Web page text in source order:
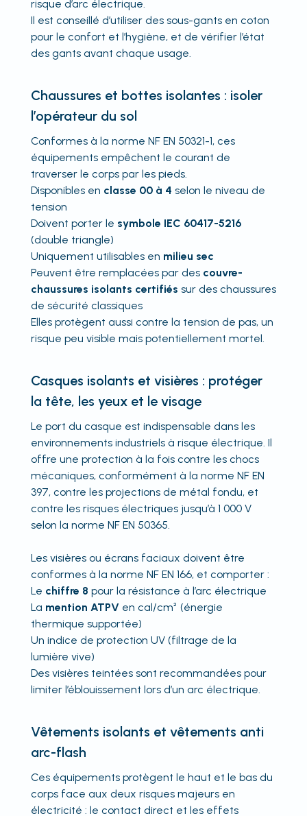
risque d’arc électrique.
Il est conseillé d’utiliser des sous-gants en coton
pour le confort et l’hygiène, et de vérifier l’état
des gants avant chaque usage.
Chaussures et bottes isolantes : isoler
l’opérateur du sol
Conformes à la norme NF EN 50321-1, ces
équipements empêchent le courant de
traverser le corps par les pieds.
Disponibles en classe 00 à 4 selon le niveau de
tension
Doivent porter le symbole IEC 60417-5216
(double triangle)
Uniquement utilisables en milieu sec
Peuvent être remplacées par des couvre-
chaussures isolants certifiés sur des chaussures
de sécurité classiques
Elles protègent aussi contre la tension de pas, un
risque peu visible mais potentiellement mortel.
Casques isolants et visières : protéger
la tête, les yeux et le visage
Le port du casque est indispensable dans les
environnements industriels à risque électrique. Il
offre une protection à la fois contre les chocs
mécaniques, conformément à la norme NF EN
397, contre les projections de métal fondu, et
contre les risques électriques jusqu’à 1 000 V
selon la norme NF EN 50365.
Les visières ou écrans faciaux doivent être
conformes à la norme NF EN 166, et comporter :
Le chiffre 8 pour la résistance à l’arc électrique
La mention ATPVen cal/cm² (énergie
thermique supportée)
Un indice de protection UV (filtrage de la
lumière vive)
Des visières teintées sont recommandées pour
limiter l’éblouissement lors d’un arc électrique.
Vêtements isolants et vêtements anti
arc-flash
Ces équipements protègent le haut et le bas du
corps face aux deux risques majeurs en
électricité : le contact direct et les effets